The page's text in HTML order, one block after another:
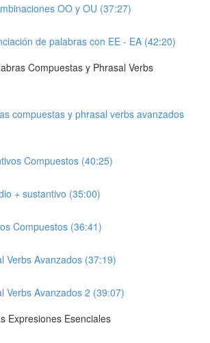
OO y OU (37:27)
de palabras con EE - EA (42:20)
Compuestas y Phrasal Verbs
compuestas y phrasal verbs avanzados
Compuestos (40:25)
+ sustantivo (35:00)
Compuestos (36:41)
Verbs Avanzados (37:19)
Verbs Avanzados 2 (39:07)
Expresiones Esenciales